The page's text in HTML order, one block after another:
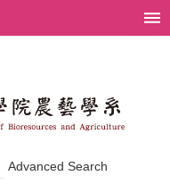
Advanced Search